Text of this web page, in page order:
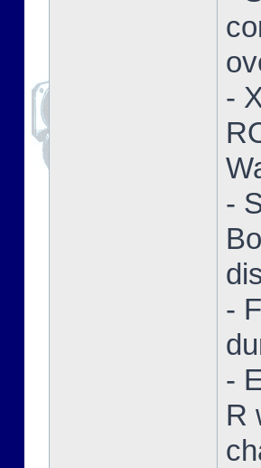
-
-
-
-
R